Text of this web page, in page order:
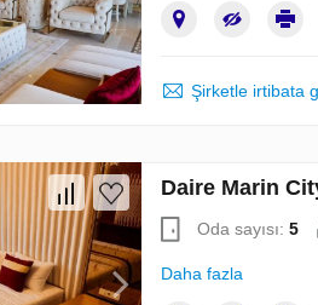
Şirketle irtibata
Daire Marin
Oda sayısı: 5
Daha fazla